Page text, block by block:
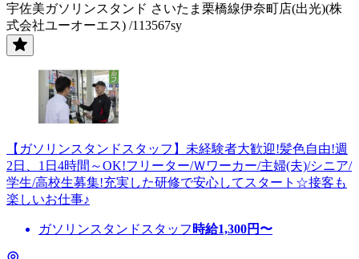
宇佐美ガソリンスタンド さいたま栗橋線伊奈町店(出光)(株
式会社ユーオーエス) /113567sy
【ガソリンスタンドスタッフ】未経験者大歓迎!髪色自由!週
2日、1日4時間～OK!フリーター/Ｗワーカー/主婦(夫)/シニア/
学生/高校生募集!充実した研修で安心してスタート☆接客も
楽しいお仕事♪
ガソリンスタンドスタッフ 時給1,300円〜